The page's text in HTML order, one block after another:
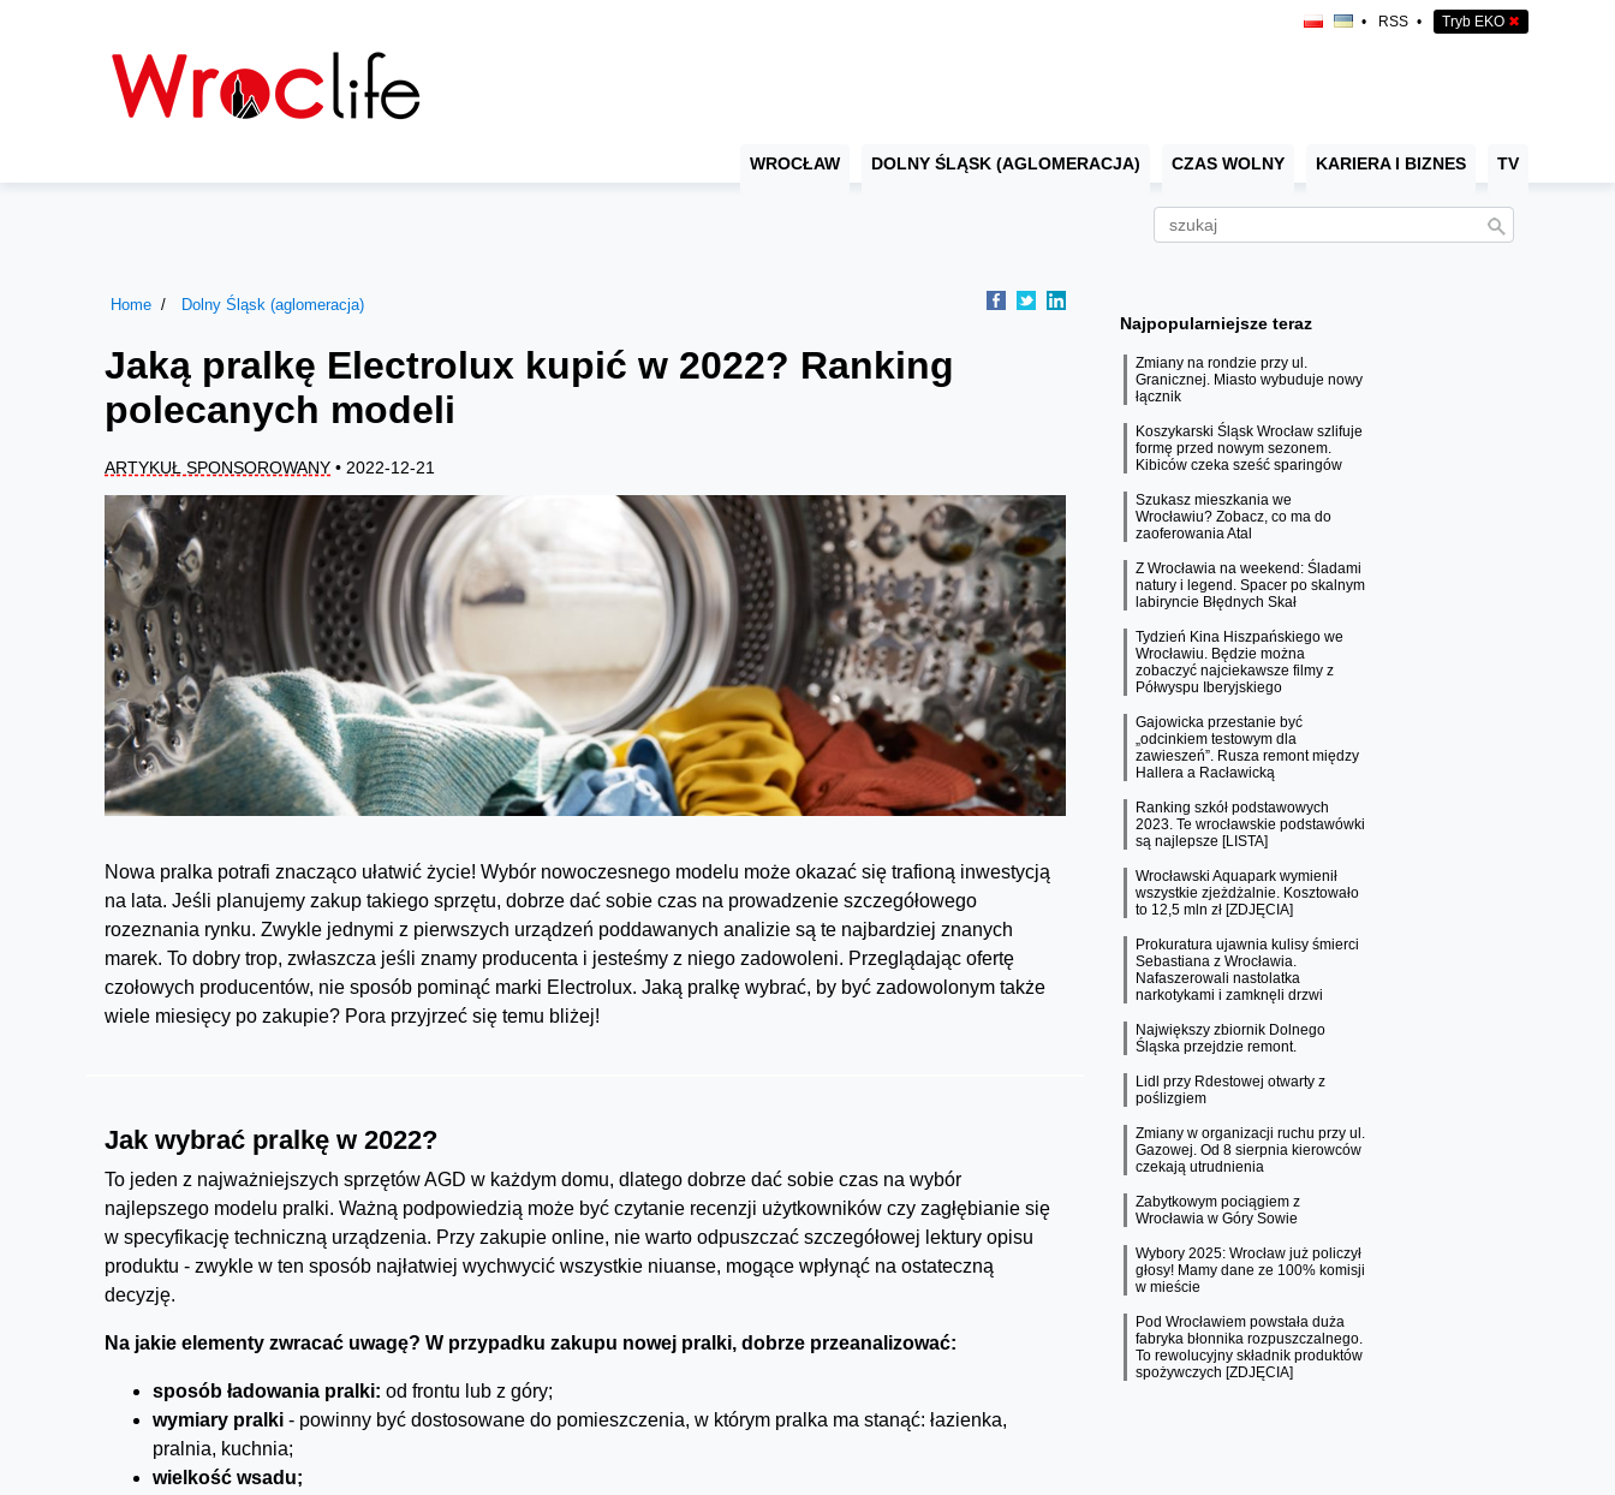
• RSS • Tryb EKO ✖
WROCŁAW DOLNY ŚLĄSK (AGLOMERACJA) CZAS WOLNY KARIERA I BIZNES TV
Home Dolny Śląsk (aglomeracja)
Jaką pralkę Electrolux kupić w 2022? Ranking
polecanych modeli
ARTYKUŁ SPONSOROWANY • 2022-12-21
Nowa pralka potrafi znacząco ułatwić życie! Wybór nowoczesnego modelu może okazać się trafioną inwestycją
na lata. Jeśli planujemy zakup takiego sprzętu, dobrze dać sobie czas na prowadzenie szczegółowego
rozeznania rynku. Zwykle jednymi z pierwszych urządzeń poddawanych analizie są te najbardziej znanych
marek. To dobry trop, zwłaszcza jeśli znamy producenta i jesteśmy z niego zadowoleni. Przeglądając ofertę
czołowych producentów, nie sposób pominąć marki Electrolux. Jaką pralkę wybrać, by być zadowolonym także
wiele miesięcy po zakupie? Pora przyjrzeć się temu bliżej!
Jak wybrać pralkę w 2022?
To jeden z najważniejszych sprzętów AGD w każdym domu, dlatego dobrze dać sobie czas na wybór
najlepszego modelu pralki. Ważną podpowiedzią może być czytanie recenzji użytkowników czy zagłębianie się
w specyfikację techniczną urządzenia. Przy zakupie online, nie warto odpuszczać szczegółowej lektury opisu
produktu - zwykle w ten sposób najłatwiej wychwycić wszystkie niuanse, mogące wpłynąć na ostateczną
decyzję.
Na jakie elementy zwracać uwagę? W przypadku zakupu nowej pralki, dobrze przeanalizować:
sposób ładowania pralki: od frontu lub z góry;
wymiary pralki - powinny być dostosowane do pomieszczenia, w którym pralka ma stanąć: łazienka,
pralnia, kuchnia;
wielkość wsadu;
Najpopularniejsze teraz
Zmiany na rondzie przy ul.
Granicznej. Miasto wybuduje nowy
łącznik
Koszykarski Śląsk Wrocław szlifuje
formę przed nowym sezonem.
Kibiców czeka sześć sparingów
Szukasz mieszkania we
Wrocławiu? Zobacz, co ma do
zaoferowania Atal
Z Wrocławia na weekend: Śladami
natury i legend. Spacer po skalnym
labiryncie Błędnych Skał
Tydzień Kina Hiszpańskiego we
Wrocławiu. Będzie można
zobaczyć najciekawsze filmy z
Półwyspu Iberyjskiego
Gajowicka przestanie być
„odcinkiem testowym dla
zawieszeń”. Rusza remont między
Hallera a Racławicką
Ranking szkół podstawowych
2023. Te wrocławskie podstawówki
są najlepsze [LISTA]
Wrocławski Aquapark wymienił
wszystkie zjeżdżalnie. Kosztowało
to 12,5 mln zł [ZDJĘCIA]
Prokuratura ujawnia kulisy śmierci
Sebastiana z Wrocławia.
Nafaszerowali nastolatka
narkotykami i zamknęli drzwi
Największy zbiornik Dolnego
Śląska przejdzie remont.
Lidl przy Rdestowej otwarty z
poślizgiem
Zmiany w organizacji ruchu przy ul.
Gazowej. Od 8 sierpnia kierowców
czekają utrudnienia
Zabytkowym pociągiem z
Wrocławia w Góry Sowie
Wybory 2025: Wrocław już policzył
głosy! Mamy dane ze 100% komisji
w mieście
Pod Wrocławiem powstała duża
fabryka błonnika rozpuszczalnego.
To rewolucyjny składnik produktów
spożywczych [ZDJĘCIA]